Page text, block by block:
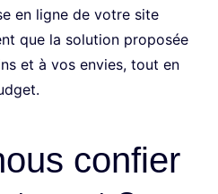
en ligne de votre site
que la solution proposée
et à vos envies, tout en
confier